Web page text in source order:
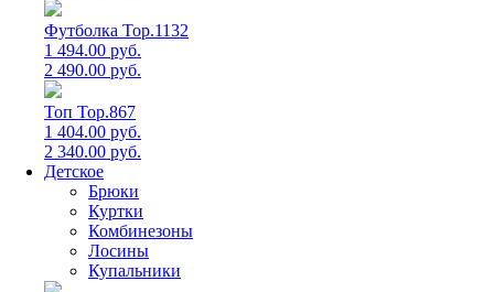
Футболка Top.1132
1 494.00 руб.
2 490.00 руб.
Топ Top.867
1 404.00 руб.
2 340.00 руб.
Детское
Брюки
Куртки
Комбинезоны
Лосины
Купальники